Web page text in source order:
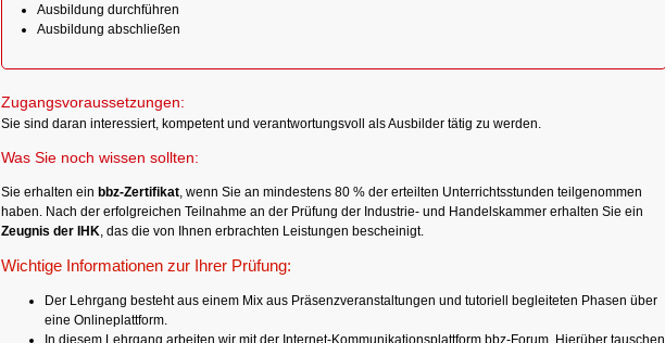
Ausbildung durchführen
Ausbildung abschließen
Zugangsvoraussetzungen:
Sie sind daran interessiert, kompetent und verantwortungsvoll als Ausbilder tätig zu werden.
Was Sie noch wissen sollten:
Sie erhalten ein bbz-Zertifikat, wenn Sie an mindestens 80 % der erteilten Unterrichtsstunden teilgenommen
haben. Nach der erfolgreichen Teilnahme an der Prüfung der Industrie- und Handelskammer erhalten Sie ein
Zeugnis der IHK, das die von Ihnen erbrachten Leistungen bescheinigt.
Wichtige Informationen zur Ihrer Prüfung:
Der Lehrgang besteht aus einem Mix aus Präsenzveranstaltungen und tutoriell begleiteten Phasen über
eine Onlineplattform.
In diesem Lehrgang arbeiten wir mit der Internet-Kommunikationsplattform bbz-Forum. Hierüber tauschen